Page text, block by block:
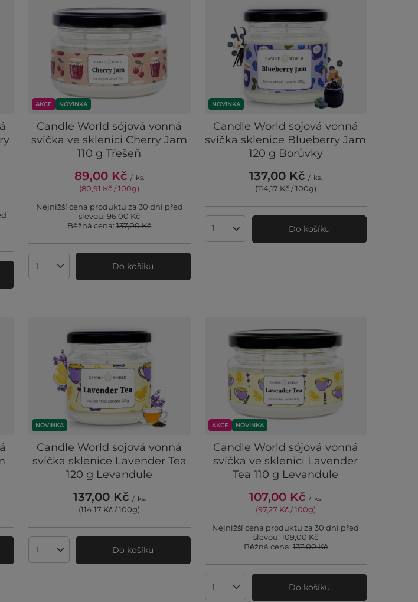
AKCE NOVINKA
Candle World sójová vonná
svíčka ve sklenici Cherry Jam
110 g Třešeň
89,00 Kč / ks.
(80,91 Kč / 100g)
Nejnižší cena produktu za 30 dní před
slevou:96,00 Kč
Běžná cena:137,00 Kč
Množství produktůDo košíku
NOVINKA
Candle World sojová vonná
svíčka sklenice Blueberry Jam
120 g Borůvky
137,00 Kč / ks.
(114,17 Kč / 100g)
Množství produktůDo košíku
NOVINKA
Candle World sojová vonná
svíčka sklenice Lavender Tea
120 g Levandule
137,00 Kč / ks.
(114,17 Kč / 100g)
Množství produktůDo košíku
AKCE NOVINKA
Candle World sójová vonná
svíčka ve sklenici Lavender
Tea 110 g Levandule
107,00 Kč / ks.
(97,27 Kč / 100g)
Nejnižší cena produktu za 30 dní před
slevou:109,00 Kč
Běžná cena:137,00 Kč
Množství produktůDo košíku